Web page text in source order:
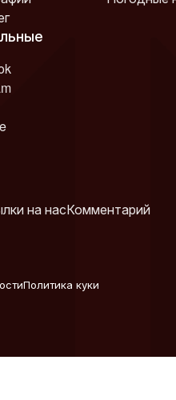
на насКомментарий
Политика куки